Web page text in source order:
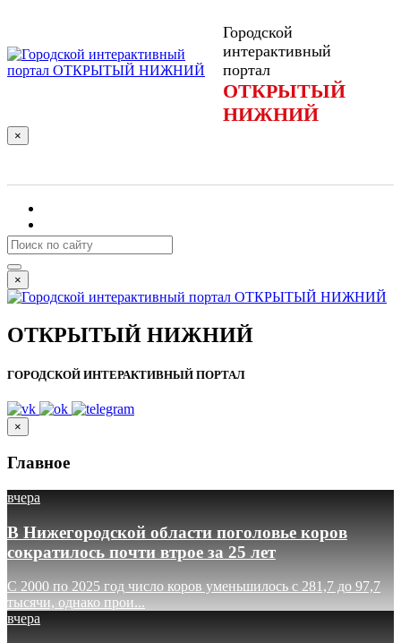
Городской
интерактивный
портал
ОТКРЫТЫЙ
НИЖНИЙ
×
×
ОТКРЫТЫЙ НИЖНИЙ
ГОРОДСКОЙ ИНТЕРАКТИВНЫЙ ПОРТАЛ
×
Главное
вчера
В Нижегородской области поголовье коров
сократилось почти втрое за 25 лет
С 2000 по 2025 год число коров уменьшилось с 281,7 до 97,7
тысячи, однако прои...
вчера